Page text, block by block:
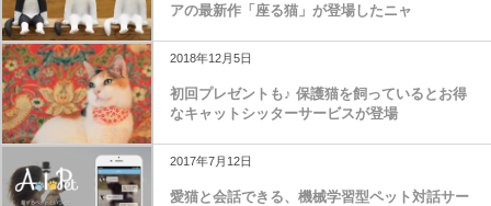
アの最新作「座る猫」が登場したニャ
2018年12月5日
初回プレゼントも♪ 保護猫を飼っているとお得
なキャットシッターサービスが登場
2017年7月12日
愛猫と会話できる、機械学習型ペット対話サー